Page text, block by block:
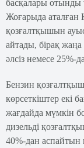
басқалары отынды
Жоғарыда аталған
қозғалтқышын
айтады, бірақ
әлсіз немесе 25%-
Бензин
көрсеткіштер екі
жағдайда мүмкін
дизельді
40%-дан аспайтын